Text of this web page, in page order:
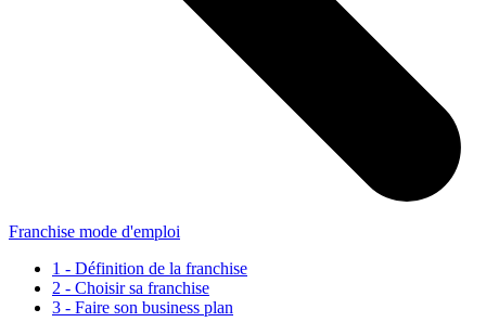
Franchise mode d'emploi
1 - Définition de la franchise
2 - Choisir sa franchise
3 - Faire son business plan